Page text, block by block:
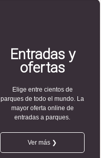
Entradas y
ofertas
Elige entre cientos de
parques de todo el mundo. La
mayor oferta online de
entradas a parques.
Ver más ❯